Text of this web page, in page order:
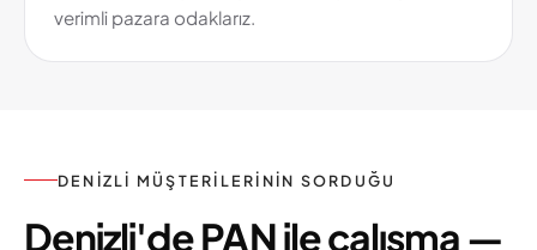
verimli pazara odaklarız.
DENIZLI MÜŞTERILERININ SORDUĞU
Denizli'de PAN ile çalışma —